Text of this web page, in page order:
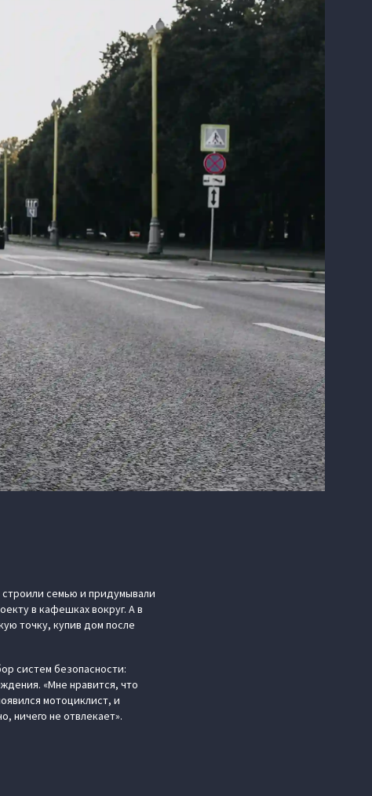
семью и придумывали
в кафешках вокруг. А в
точку, купив дом после
систем безопасности:
«Мне нравится, что
мотоциклист, и
ничего не отвлекает».